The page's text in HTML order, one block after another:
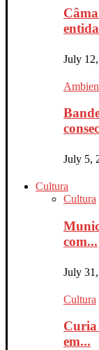
July
July 5,
Cultura
Cultura
com...
July
Cultura
em...